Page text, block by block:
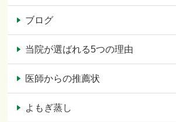
ブログ
当院が選ばれる5つの理由
医師からの推薦状
よもぎ蒸し